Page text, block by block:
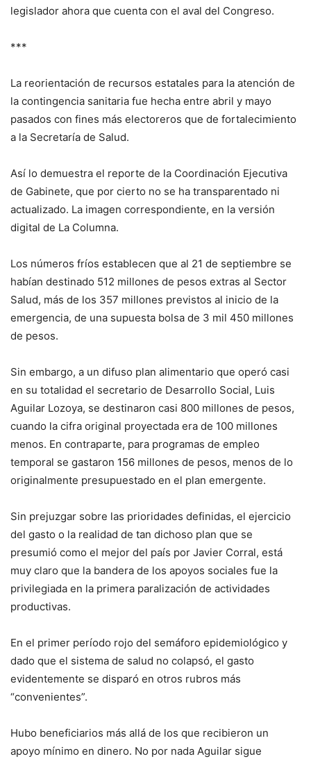
legislador ahora que cuenta con el aval del Congreso.
***
La reorientación de recursos estatales para la atención de
la contingencia sanitaria fue hecha entre abril y mayo
pasados con fines más electoreros que de fortalecimiento
a la Secretaría de Salud.
Así lo demuestra el reporte de la Coordinación Ejecutiva
de Gabinete, que por cierto no se ha transparentado ni
actualizado. La imagen correspondiente, en la versión
digital de La Columna.
Los números fríos establecen que al 21 de septiembre se
habían destinado 512 millones de pesos extras al Sector
Salud, más de los 357 millones previstos al inicio de la
emergencia, de una supuesta bolsa de 3 mil 450 millones
de pesos.
Sin embargo, a un difuso plan alimentario que operó casi
en su totalidad el secretario de Desarrollo Social, Luis
Aguilar Lozoya, se destinaron casi 800 millones de pesos,
cuando la cifra original proyectada era de 100 millones
menos. En contraparte, para programas de empleo
temporal se gastaron 156 millones de pesos, menos de lo
originalmente presupuestado en el plan emergente.
Sin prejuzgar sobre las prioridades definidas, el ejercicio
del gasto o la realidad de tan dichoso plan que se
presumió como el mejor del país por Javier Corral, está
muy claro que la bandera de los apoyos sociales fue la
privilegiada en la primera paralización de actividades
productivas.
En el primer período rojo del semáforo epidemiológico y
dado que el sistema de salud no colapsó, el gasto
evidentemente se disparó en otros rubros más
“convenientes”.
Hubo beneficiarios más allá de los que recibieron un
apoyo mínimo en dinero. No por nada Aguilar sigue